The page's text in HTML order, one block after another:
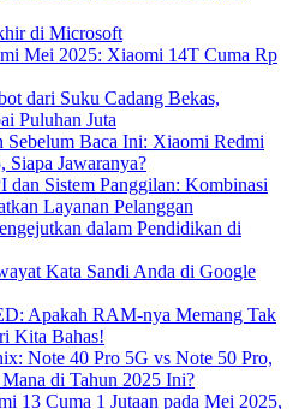
di Microsoft
Mei 2025: Xiaomi 14T Cuma Rp
dari Suku Cadang Bekas,
Puluhan Juta
Sebelum Baca Ini: Xiaomi Redmi
Siapa Jawaranya?
dan Sistem Panggilan: Kombinasi
Layanan Pelanggan
dalam Pendidikan di
Kata Sandi Anda di Google
Apakah RAM-nya Memang Tak
Kita Bahas!
Note 40 Pro 5G vs Note 50 Pro,
di Tahun 2025 Ini?
13 Cuma 1 Jutaan pada Mei 2025,